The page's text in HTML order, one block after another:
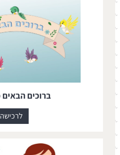
ברוכים הבאים
לרכישה